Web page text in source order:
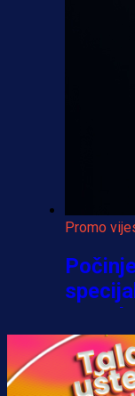
Promo
ponudu
1 h 22 min